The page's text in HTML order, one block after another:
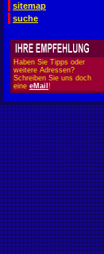
sitemap
suche
Haben Sie Tipps oder
weitere Adressen?
Schreiben Sie uns doch
eine eMail !